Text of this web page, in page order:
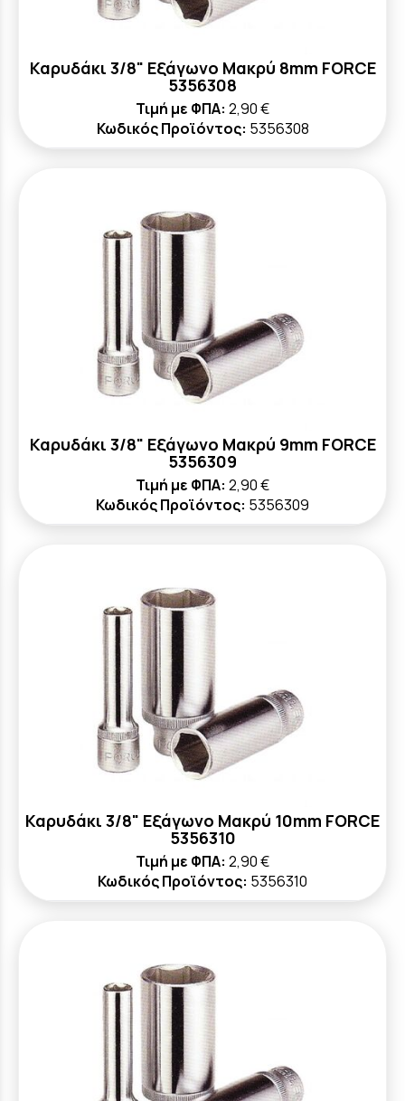
Καρυδάκι 3/8" Εξάγωνο Μακρύ 8mm FORCE
5356308
Τιμή με ΦΠΑ: 2,90 €
Κωδικός Προϊόντος: 5356308
Καρυδάκι 3/8" Εξάγωνο Μακρύ 9mm FORCE
5356309
Τιμή με ΦΠΑ: 2,90 €
Κωδικός Προϊόντος: 5356309
Καρυδάκι 3/8" Εξάγωνο Μακρύ 10mm FORCE
5356310
Τιμή με ΦΠΑ: 2,90 €
Κωδικός Προϊόντος: 5356310